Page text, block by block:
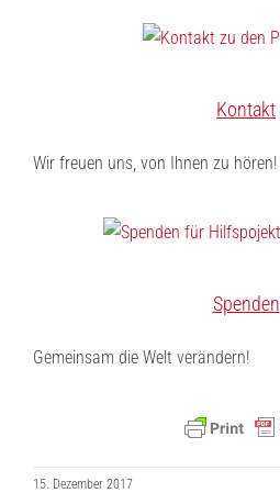
Kontakt
Wir freuen uns, von Ihnen zu hören!
Spenden
Gemeinsam die Welt verändern!
15. Dezember 2017